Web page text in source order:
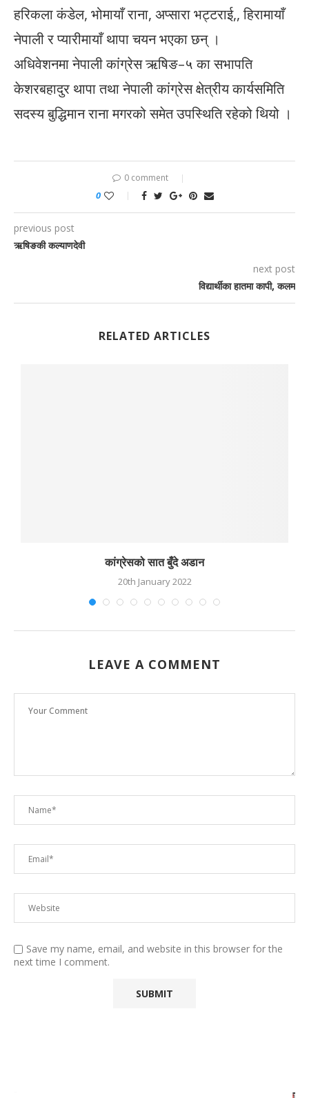
हरिकला कंडेल, भोमायाँ राना, अप्सारा भट्टराई,, हिरामायाँ
नेपाली र प्यारीमायाँ थापा चयन भएका छन् ।
अधिवेशनमा नेपाली कांग्रेस ऋषिङ–५ का सभापति
केशरबहादुर थापा तथा नेपाली कांग्रेस क्षेत्रीय कार्यसमिति
सदस्य बुद्धिमान राना मगरको समेत उपस्थिति रहेको थियो ।
0 comment
0
previous post
ऋषिङकी कल्याणदेवी
next post
विद्यार्थीका हातमा कापी, कलम
RELATED ARTICLES
कांग्रेसको सात बुँदे अडान
20th January 2022
LEAVE A COMMENT
Save my name, email, and website in this browser for the
next time I comment.